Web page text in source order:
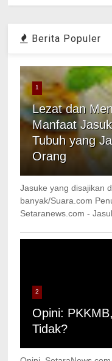
Berita Populer
1
Lezat dan
Manfaat
Tubuh yang
Orang
Jasuke yang disajikan
banyak/Suara.com
Setaranews.com -
2
Opini:
Tidak?